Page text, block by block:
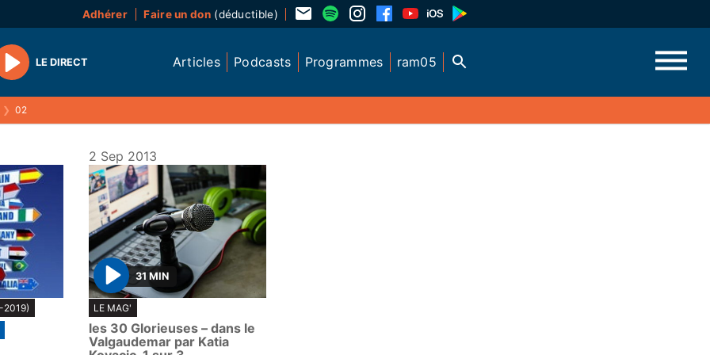
Adhérer Faire un don(déductible)
Play
LE DIRECT Articles Podcasts Programmes ram05
❯ 02
2019)
2 Sep 2013
P
l
a
y
31 MIN
LE MAG'
les 30 Glorieuses – dans le
Valgaudemar par Katia